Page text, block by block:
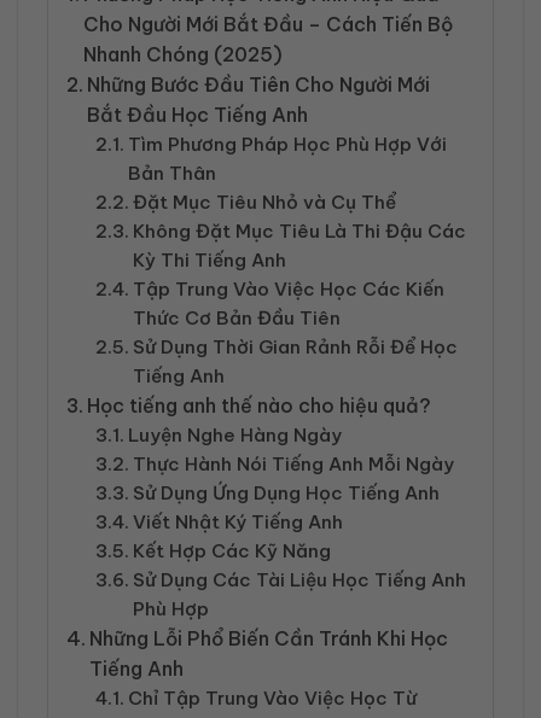
Cho Người Mới Bắt Đầu – Cách Tiến Bộ
Nhanh Chóng (2025)
Những Bước Đầu Tiên Cho Người Mới
Bắt Đầu Học Tiếng Anh
Tìm Phương Pháp Học Phù Hợp Với
Bản Thân
Đặt Mục Tiêu Nhỏ và Cụ Thể
Không Đặt Mục Tiêu Là Thi Đậu Các
Kỳ Thi Tiếng Anh
Tập Trung Vào Việc Học Các Kiến
Thức Cơ Bản Đầu Tiên
Sử Dụng Thời Gian Rảnh Rỗi Để Học
Tiếng Anh
Học tiếng anh thế nào cho hiệu quả?
Luyện Nghe Hàng Ngày
Thực Hành Nói Tiếng Anh Mỗi Ngày
Sử Dụng Ứng Dụng Học Tiếng Anh
Viết Nhật Ký Tiếng Anh
Kết Hợp Các Kỹ Năng
Sử Dụng Các Tài Liệu Học Tiếng Anh
Phù Hợp
Những Lỗi Phổ Biến Cần Tránh Khi Học
Tiếng Anh
Chỉ Tập Trung Vào Việc Học Từ